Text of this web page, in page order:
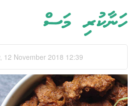
ހަނާކުރި މަސް
12 November 2018 12:39